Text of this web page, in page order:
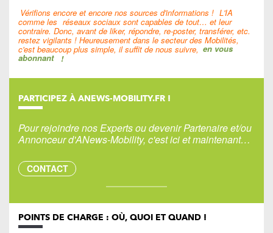
Vérifions encore et encore nos sources d'informations ! L'IA
comme les réseaux sociaux sont capables de tout… et leur
contraire. Donc, avant de liker, répondre, re-poster, transférer, etc.
restez vigilants ! Heureusement dans le secteur des Mobilités,
c'est beaucoup plus simple, il suffit de nous suivre, en vous
abonnant !
PARTICIPEZ À ANEWS-MOBILITY.FR !
Pour rejoindre nos Experts ou devenir Partenaire et/ou
Annonceur d'ANews-Mobility, c'est ici et maintenant…
CONTACT
POINTS DE CHARGE : OÙ, QUOI ET QUAND !